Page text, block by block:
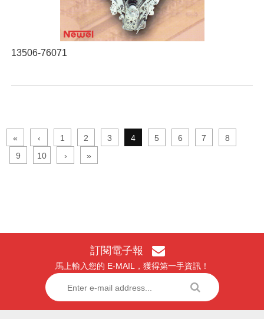
13506-76071
« ‹ 1 2 3 4 5 6 7
8
9
10 › »
訂閱電子報
馬上輸入您的 E-MAIL，獲得第一手資訊！